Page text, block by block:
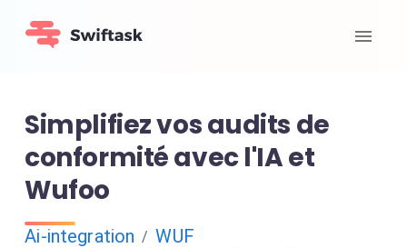
Simplifiez vos audits de
conformité avec l'IA et
Wufoo
Ai-integration / WUF